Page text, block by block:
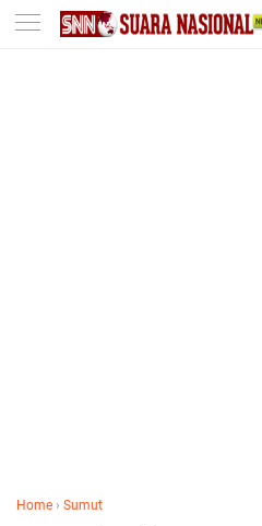
-->
Home › Sumut